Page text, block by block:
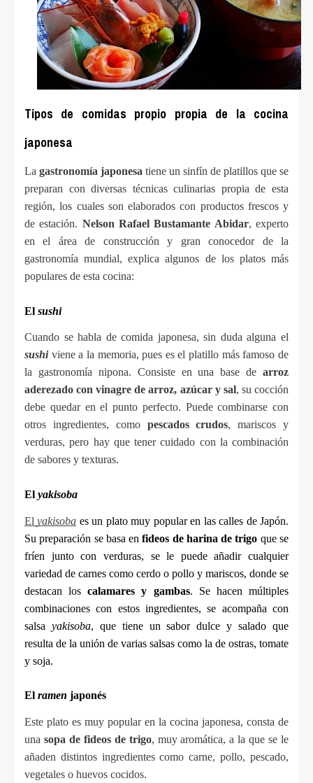
Tipos de comidas propio propia de la cocina
japonesa
La gastronomía japonesa tiene un sinfín de platillos que se
preparan con diversas técnicas culinarias propia de esta
región, los cuales son elaborados con productos frescos y
de estación. Nelson Rafael Bustamante Abidar, experto
en el área de construcción y gran conocedor de la
gastronomía mundial, explica algunos de los platos más
populares de esta cocina:
El sushi
Cuando se habla de comida japonesa, sin duda alguna el
sushi viene a la memoria, pues es el platillo más famoso de
la gastronomía nipona. Consiste en una base de arroz
aderezado con vinagre de arroz, azúcar y sal, su cocción
debe quedar en el punto perfecto. Puede combinarse con
otros ingredientes, como pescados crudos, mariscos y
verduras, pero hay que tener cuidado con la combinación
de sabores y texturas.
El yakisoba
El yakisoba es un plato muy popular en las calles de Japón.
Su preparación se basa en fideos de harina de trigo que se
fríen junto con verduras, se le puede añadir cualquier
variedad de carnes como cerdo o pollo y mariscos, donde se
destacan los calamares y gambas. Se hacen múltiples
combinaciones con estos ingredientes, se acompaña con
salsa yakisoba, que tiene un sabor dulce y salado que
resulta de la unión de varias salsas como la de ostras, tomate
y soja.
El ramen japonés
Este plato es muy popular en la cocina japonesa, consta de
una sopa de fideos de trigo, muy aromática, a la que se le
añaden distintos ingredientes como carne, pollo, pescado,
vegetales o huevos cocidos.